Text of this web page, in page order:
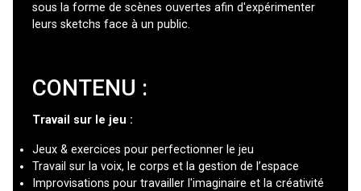
sous la forme de scènes ouvertes afin d'expérimenter
leurs sketchs face à un public.
CONTENU :
Travail sur le jeu :
Jeux & exercices pour perfectionner le jeu
Travail sur la voix, le corps et la gestion de l’espace
Improvisations pour travailler l'imaginaire et la créativité